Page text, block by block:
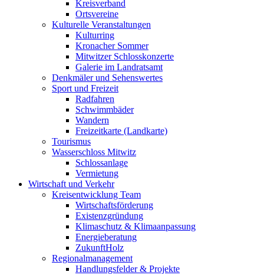
Kreisverband
Ortsvereine
Kulturelle Veranstaltungen
Kulturring
Kronacher Sommer
Mitwitzer Schlosskonzerte
Galerie im Landratsamt
Denkmäler und Sehenswertes
Sport und Freizeit
Radfahren
Schwimmbäder
Wandern
Freizeitkarte (Landkarte)
Tourismus
Wasserschloss Mitwitz
Schlossanlage
Vermietung
Wirtschaft und Verkehr
Kreisentwicklung Team
Wirtschaftsförderung
Existenzgründung
Klimaschutz & Klimaanpassung
Energieberatung
ZukunftHolz
Regionalmanagement
Handlungsfelder & Projekte